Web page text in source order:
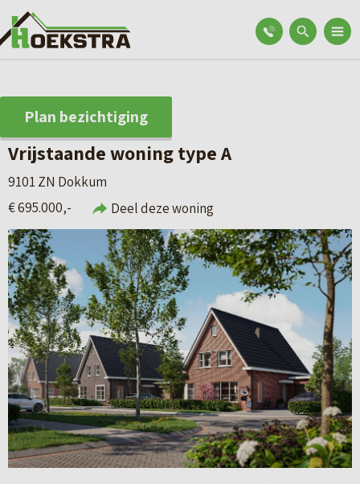
Plan bezichtiging
Vrijstaande woning type A
9101 ZN Dokkum
€ 695.000,-
Deel deze woning